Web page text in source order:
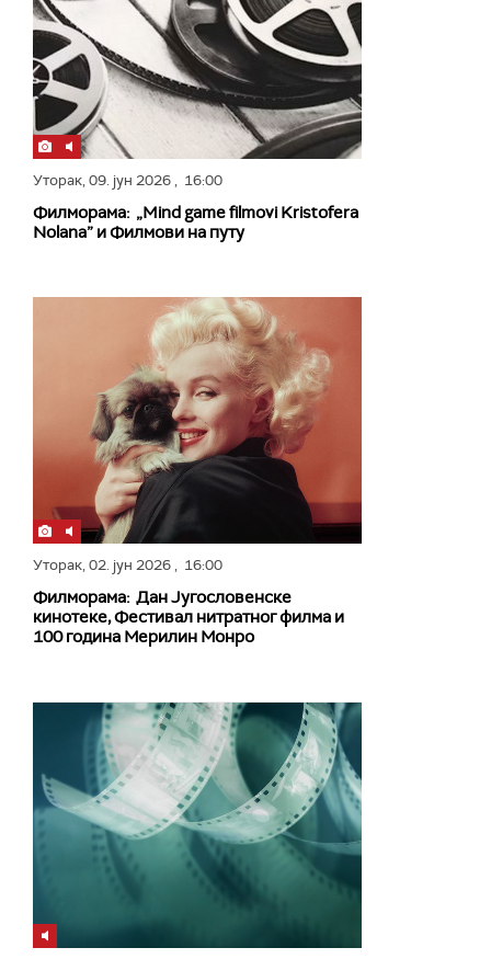
Уторак,09. јун 2026, 16:00
Филморама: „Mind game filmovi Kristofera
Nolana” и Филмови на путу
Уторак,02. јун 2026, 16:00
Филморама: Дан Југословенске
кинотеке, Фестивал нитратног филма и
100 година Мерилин Монро